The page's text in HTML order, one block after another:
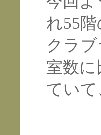
れ55
クラ
室数
ていて